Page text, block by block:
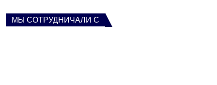
МЫ СОТРУДНИЧАЛИ С